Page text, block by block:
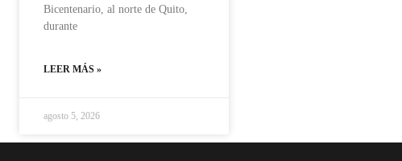
Bicentenario, al norte de Quito,
durante
LEER MÁS »
agosto 5, 2026